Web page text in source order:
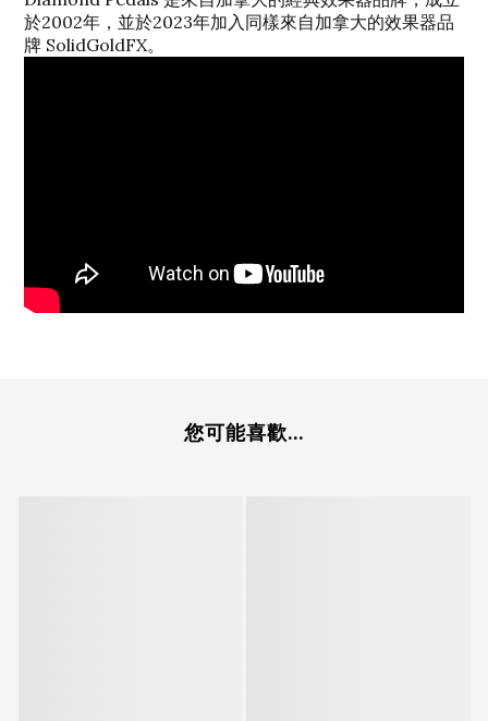
於2002年，並於2023年加入同樣來自加拿大的效果器品
牌 SolidGoldFX。
您可能喜歡...